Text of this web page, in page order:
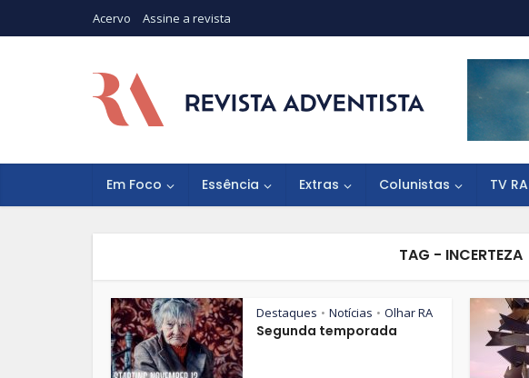
Acervo Assine a revista
Em Foco Essência Extras Colunistas TV RA
TAG - INCERTEZA
Destaques • Notícias • Olhar RA
Segunda temporada